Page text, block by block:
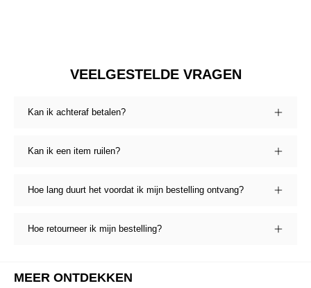
VEELGESTELDE VRAGEN
Kan ik achteraf betalen?
Kan ik een item ruilen?
Hoe lang duurt het voordat ik mijn bestelling ontvang?
Hoe retourneer ik mijn bestelling?
MEER ONTDEKKEN